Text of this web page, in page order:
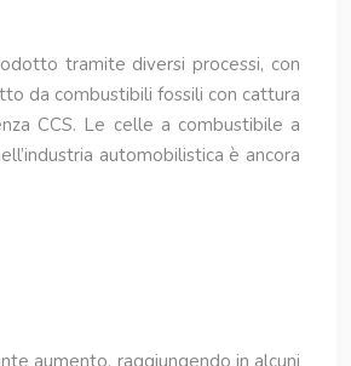
tramite diversi processi, con
da combustibili fossili con cattura
CCS. Le celle a combustibile a
automobilistica è ancora
aumento, raggiungendo in alcuni